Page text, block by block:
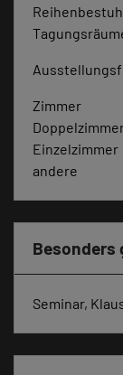
Zimmer
Einzelzimmer
andere
Besonders
Seminar,